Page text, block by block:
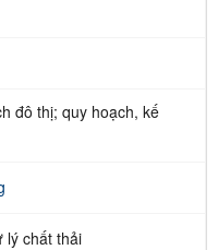
đô thị; quy hoạch, kế
lý chất thải